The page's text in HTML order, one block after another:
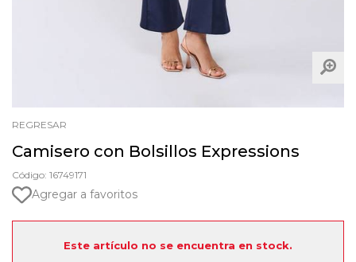
REGRESAR
Camisero con Bolsillos Expressions
Código: 16749171
Agregar a favoritos
Este artículo no se encuentra en stock.